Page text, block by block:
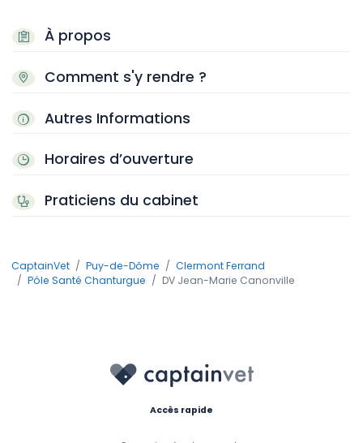
À propos
Comment s'y rendre ?
Autres Informations
Horaires d’ouverture
Praticiens du cabinet
CaptainVet Puy-de-Dôme
Clermont Ferrand
Pôle Santé Chanturgue
DV Jean-Marie Canonville
Accès rapide